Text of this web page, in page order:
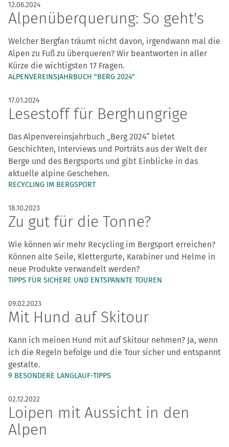
12.06.2024
Alpenüberquerung: So geht's
Welcher Bergfan träumt nicht davon, irgendwann mal die
Alpen zu Fuß zu überqueren? Wir beantworten in aller
Kürze die wichtigsten 17 Fragen.
ALPENVEREINSJAHRBUCH "BERG 2024"
17.01.2024
Lesestoff für Berghungrige
Das Alpenvereinsjahrbuch „Berg 2024“ bietet
Geschichten, Interviews und Porträts aus der Welt der
Berge und des Bergsports und gibt Einblicke in das
aktuelle alpine Geschehen.
RECYCLING IM BERGSPORT
18.10.2023
Zu gut für die Tonne?
Wie können wir mehr Recycling im Bergsport erreichen?
Können alte Seile, Klettergurte, Karabiner und Helme in
neue Produkte verwandelt werden?
TIPPS FÜR SICHERE UND ENTSPANNTE TOUREN
09.02.2023
Mit Hund auf Skitour
Kann ich meinen Hund mit auf Skitour nehmen? Ja, wenn
ich die Regeln befolge und die Tour sicher und entspannt
gestalte.
9 BESONDERE LANGLAUF-TIPPS
02.12.2022
Loipen mit Aussicht in den
Alpen